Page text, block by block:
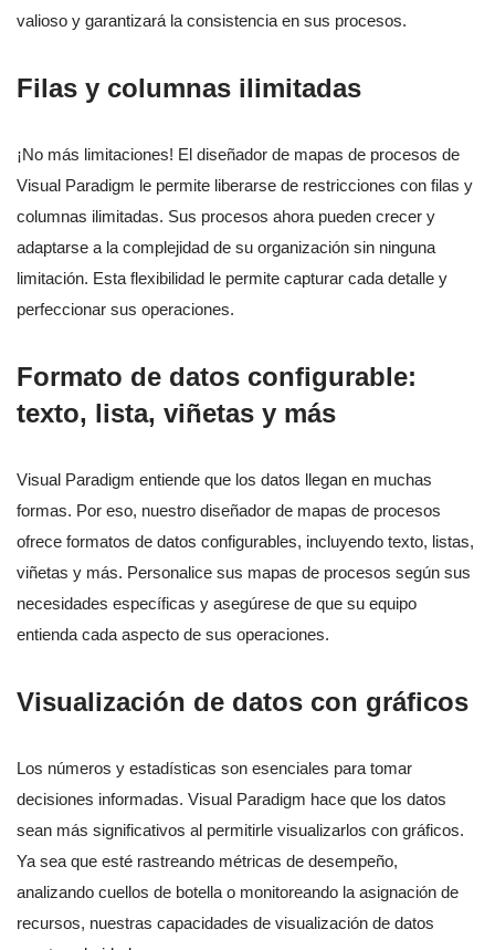
valioso y garantizará la consistencia en sus procesos.
Filas y columnas ilimitadas
¡No más limitaciones! El diseñador de mapas de procesos de
Visual Paradigm le permite liberarse de restricciones con filas y
columnas ilimitadas. Sus procesos ahora pueden crecer y
adaptarse a la complejidad de su organización sin ninguna
limitación. Esta flexibilidad le permite capturar cada detalle y
perfeccionar sus operaciones.
Formato de datos configurable:
texto, lista, viñetas y más
Visual Paradigm entiende que los datos llegan en muchas
formas. Por eso, nuestro diseñador de mapas de procesos
ofrece formatos de datos configurables, incluyendo texto, listas,
viñetas y más. Personalice sus mapas de procesos según sus
necesidades específicas y asegúrese de que su equipo
entienda cada aspecto de sus operaciones.
Visualización de datos con gráficos
Los números y estadísticas son esenciales para tomar
decisiones informadas. Visual Paradigm hace que los datos
sean más significativos al permitirle visualizarlos con gráficos.
Ya sea que esté rastreando métricas de desempeño,
analizando cuellos de botella o monitoreando la asignación de
recursos, nuestras capacidades de visualización de datos